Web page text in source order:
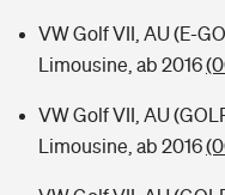
VW Golf VII, AU (E-
Limousine, ab 2016
VW Golf VII, AU
Limousine, ab 2016